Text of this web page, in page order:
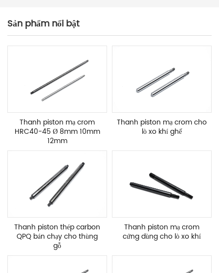
Sản phẩm nổi bật
Thanh piston mạ crom
HRC40-45 Ø 8mm 10mm
12mm
Thanh piston mạ crom cho
lò xo khí ghế
Thanh piston thép carbon
QPQ bán chạy cho thùng
gỗ
Thanh piston mạ crom
cứng dùng cho lò xo khí